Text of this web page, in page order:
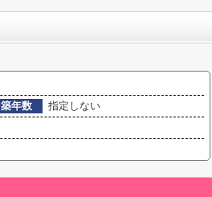
築年数
指定しない